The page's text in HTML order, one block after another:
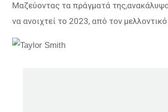
Μαζεύοντας τα πράγματά
να ανοιχτεί το 2023, από τον